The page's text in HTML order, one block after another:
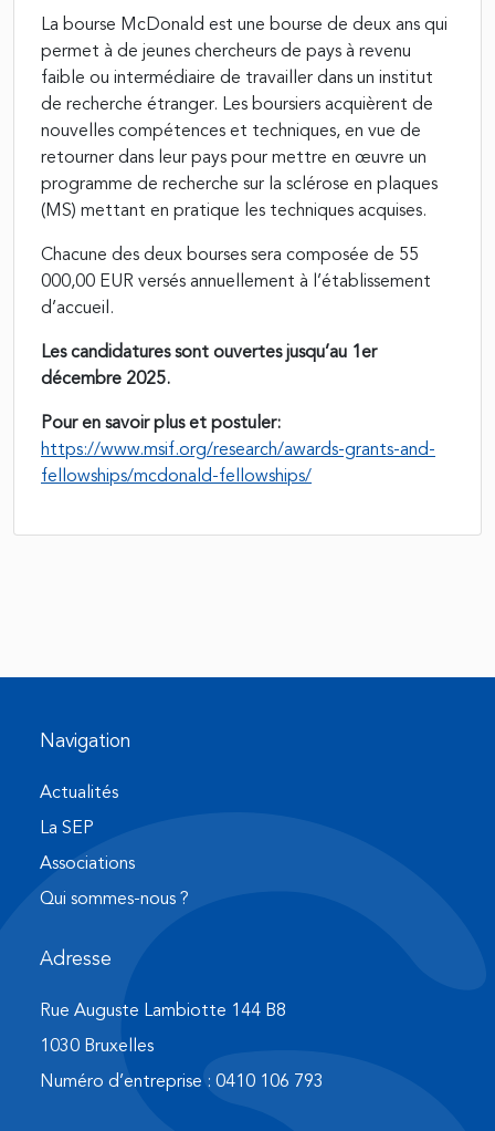
La bourse McDonald est une bourse de deux ans qui
permet à de jeunes chercheurs de pays à revenu
faible ou intermédiaire de travailler dans un institut
de recherche étranger. Les boursiers acquièrent de
nouvelles compétences et techniques, en vue de
retourner dans leur pays pour mettre en œuvre un
programme de recherche sur la sclérose en plaques
(MS) mettant en pratique les techniques acquises.
Chacune des deux bourses sera composée de 55
000,00 EUR versés annuellement à l’établissement
d’accueil.
Les candidatures sont ouvertes jusqu’au 1er
décembre 2025.
Pour en savoir plus et postuler:
https://www.msif.org/research/awards-grants-and-
fellowships/mcdonald-fellowships/
Navigation
Actualités
La SEP
Associations
Qui sommes-nous ?
Adresse
Rue Auguste Lambiotte 144 B8
1030 Bruxelles
Numéro d’entreprise : 0410 106 793